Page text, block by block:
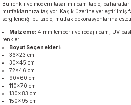
Manzaraları
Bu renkli ve modern tasarımlı cam tablo,
mutfaklarınıza taşıyor. Kaşık üzerine
sergilendiği bu tablo, mutfak dekorasyonlarına
Malzeme: 4 mm temperli ve rodajlı cam, UV
renkler.
Boyut Seçenekleri:
36×23 cm
30×45 cm
72×46 cm
90×60 cm
110×70 cm
130×83 cm
150×95 cm